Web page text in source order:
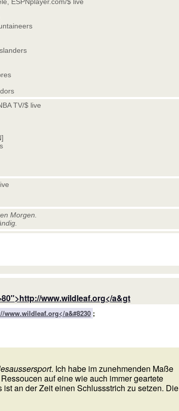
TV/$ live
Morgen.
www.wildleaf.org</a&gt
a&#8230 ;
. Ich habe im zunehmenden Maße
auf eine wie auch immer geartete
an der Zeit einen Schlussstrich zu setzen. Die